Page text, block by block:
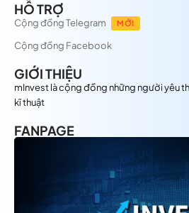
HỖ TRỢ
Cộng đồng Telegram MỚI
Cộng đồng Facebook
GIỚI THIỆU
mInvest là cộng đồng những người yêu
kĩ thuật
FANPAGE